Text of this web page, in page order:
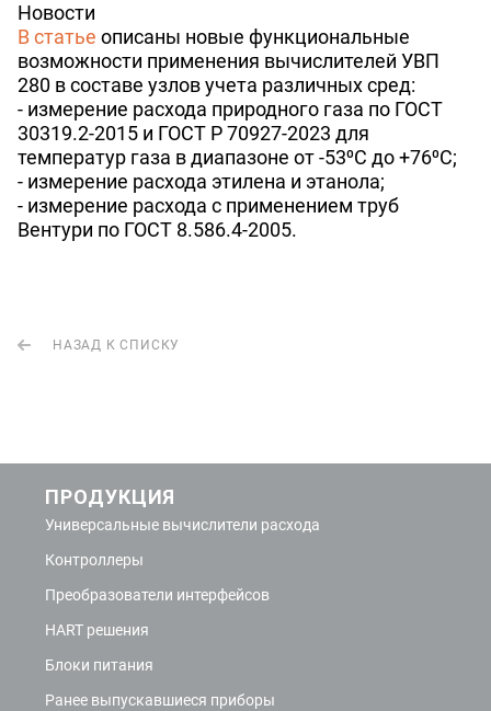
Новости
В статье описаны новые функциональные
возможности применения вычислителей УВП
280 в составе узлов учета различных сред:
- измерение расхода природного газа по ГОСТ
30319.2-2015 и ГОСТ Р 70927-2023 для
температур газа в диапазоне от -53⁰С до +76⁰С;
- измерение расхода этилена и этанола;
- измерение расхода с применением труб
Вентури по ГОСТ 8.586.4-2005.
НАЗАД К СПИСКУ
ПРОДУКЦИЯ
Универсальные вычислители расхода
Контроллеры
Преобразователи интерфейсов
HART решения
Блоки питания
Ранее выпускавшиеся приборы